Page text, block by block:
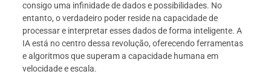
consigo uma infinidade de dados e possibilidades. No
entanto, o verdadeiro poder reside na capacidade de
processar e interpretar esses dados de forma inteligente. A
IA está no centro dessa revolução, oferecendo ferramentas
e algoritmos que superam a capacidade humana em
velocidade e escala.